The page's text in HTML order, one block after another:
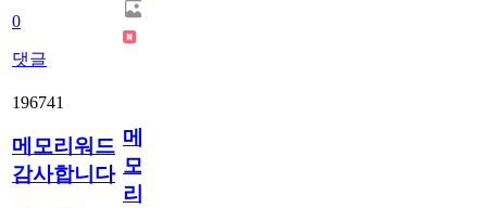
0
댓글
196741
메모리워드
감사합니다
메
모
리